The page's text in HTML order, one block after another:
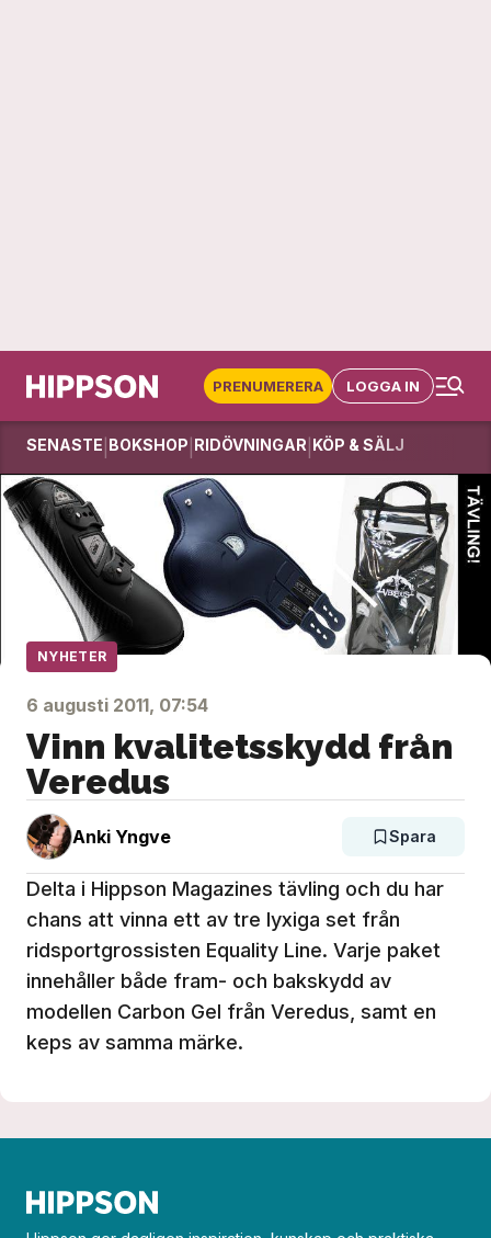
PRENUMERERA LOGGA IN
SENASTE BOKSHOP RIDÖVNINGAR KÖP & SÄLJ
NYHETER
6 augusti 2011, 07:54
Vinn kvalitetsskydd från
Veredus
Anki Yngve Spara
Delta i Hippson Magazines tävling och du har
chans att vinna ett av tre lyxiga set från
ridsportgrossisten Equality Line. Varje paket
innehåller både fram- och bakskydd av
modellen Carbon Gel från Veredus, samt en
keps av samma märke.